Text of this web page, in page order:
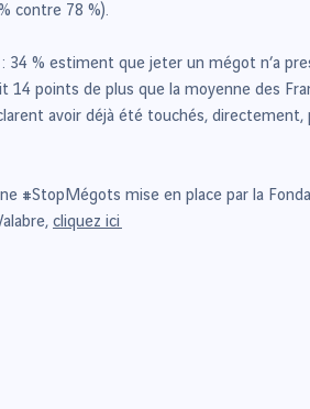
contre 78 %).
34 % estiment que jeter un mégot n’a
14 points de plus que la moyenne des
avoir déjà été touchés, directement,
#StopMégots mise en place par la
cliquez ici